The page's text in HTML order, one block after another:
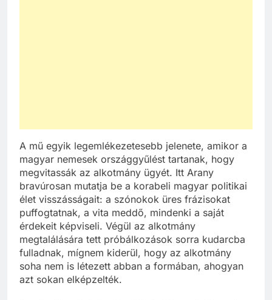
A mű egyik legemlékezetesebb jelenete, amikor a
magyar nemesek országgyűlést tartanak, hogy
megvitassák az alkotmány ügyét. Itt Arany
bravúrosan mutatja be a korabeli magyar politikai
élet visszásságait: a szónokok üres frázisokat
puffogtatnak, a vita meddő, mindenki a saját
érdekeit képviseli. Végül az alkotmány
megtalálására tett próbálkozások sorra kudarcba
fulladnak, mígnem kiderül, hogy az alkotmány
soha nem is létezett abban a formában, ahogyan
azt sokan elképzelték.